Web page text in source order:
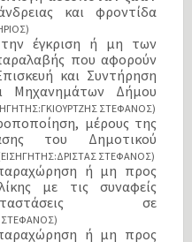
και φροντίδα
έγκριση ή μη των
που αφορούν
και Συντήρηση
Μηχανημάτων Δήμου
ΣΤΕΦΑΝΟΣ)
μέρους της
του Δημοτικού
ΣΤΕΦΑΝΟΣ)
ή μη προς
με τις συναφείς
σε
ΣΤΕΦΑΝΟΣ)
ή μη προς